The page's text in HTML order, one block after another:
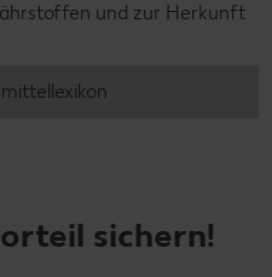
und zur Herkunft
sichern!